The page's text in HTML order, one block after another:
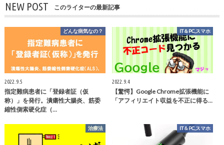
NEW POST このライターの最新記事
どんな病気なの？
2022.9.5
指定難病患者に「登録者証（仮
称）」を発行。潰瘍性大腸炎、筋委
縮性側索硬化症（…
IT＆PC,スマホ
2022.9.4
【驚愕】Google Chrome拡張機能に
「アフィリエイト収益を不正に得る…
治療法 IT＆PC,スマホ